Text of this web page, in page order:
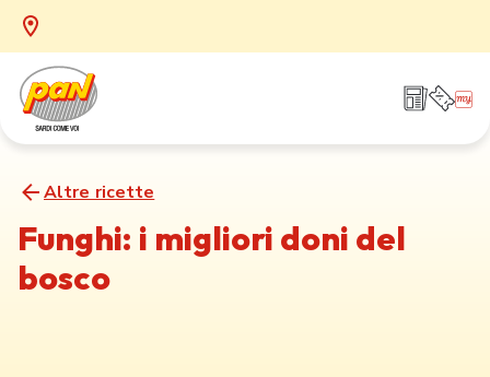
Altre ricette
Funghi: i migliori doni del
bosco